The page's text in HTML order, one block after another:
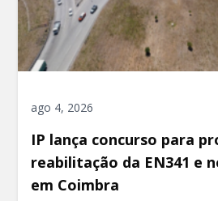
ago 4, 2026
IP lança concurso para
reabilitação da EN341 e
em Coimbra